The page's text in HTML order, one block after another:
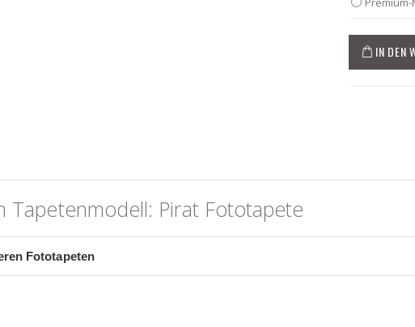
IN DEN
Tapetenmodell: Pirat Fototapete
Fototapeten